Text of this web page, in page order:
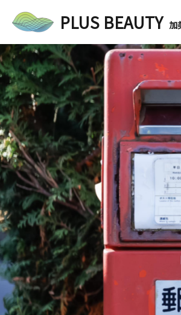
PLUS BEAUTY 加